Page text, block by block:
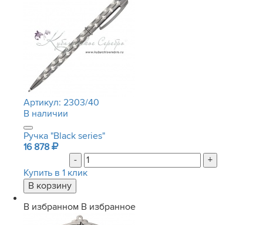
Артикул: 2303/40
В наличии
Ручка "Black series"
16 878
-
+
Купить в 1 клик
В избранном В избранное